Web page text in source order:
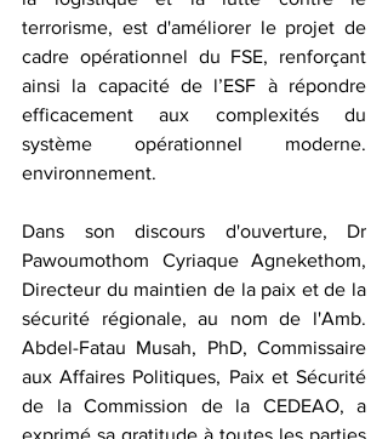
terrorisme, est d'améliorer le projet de
cadre opérationnel du FSE, renforçant
ainsi la capacité de l’ESF à répondre
efficacement aux complexités du
système opérationnel moderne.
environnement.
Dans son discours d'ouverture, Dr
Pawoumothom Cyriaque Agnekethom,
Directeur du maintien de la paix et de la
sécurité régionale, au nom de l'Amb.
Abdel-Fatau Musah, PhD, Commissaire
aux Affaires Politiques, Paix et Sécurité
de la Commission de la CEDEAO, a
exprimé sa gratitude à toutes les parties